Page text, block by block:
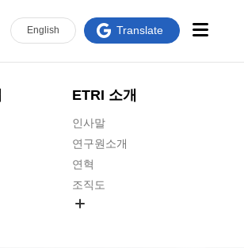
ETRI 소개
인사말
연구원소개
연혁
조직도
English Translate